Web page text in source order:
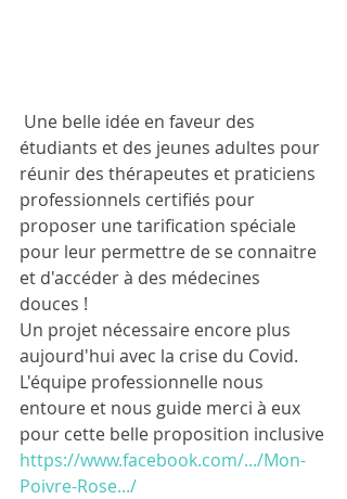
étudiants et des jeunes adultes pour
réunir des thérapeutes et praticiens
professionnels certifiés pour
proposer une tarification spéciale
pour leur permettre de se connaitre
et d'accéder à des médecines
douces !
Un projet nécessaire encore plus
aujourd'hui avec la crise du Covid.
L'équipe professionnelle nous
entoure et nous guide merci à eux
pour cette belle proposition inclusive
https://www.facebook.com/.../Mon-
Poivre-Rose.../